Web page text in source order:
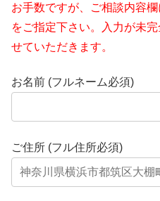
お手数ですが、ご相談内容
をご指定下さい。入力が未
せていただきます。
お名前 (フルネーム必須)
ご住所 (フル住所必須)